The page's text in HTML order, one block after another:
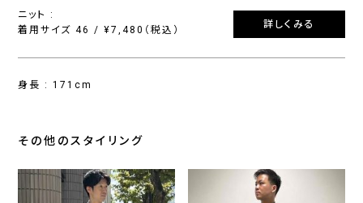
ニット :
着用サイズ 46 / ¥7,480（税込）
詳しくみる
身長 : 171cm
その他のスタイリング